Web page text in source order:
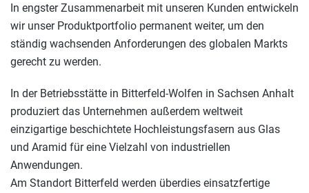
In engster Zusammenarbeit mit unseren Kunden entwickeln
wir unser Produktportfolio permanent weiter, um den
ständig wachsenden Anforderungen des globalen Markts
gerecht zu werden.
In der Betriebsstätte in Bitterfeld-Wolfen in Sachsen Anhalt
produziert das Unternehmen außerdem weltweit
einzigartige beschichtete Hochleistungsfasern aus Glas
und Aramid für eine Vielzahl von industriellen
Anwendungen.
Am Standort Bitterfeld werden überdies einsatzfertige